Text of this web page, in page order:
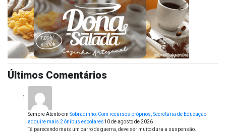
Últimos Comentários
Sempre Atentoem Sobradinho: Com recursos próprios, Secretaria de Educação
adquire mais 2 ônibus escolares10 de agosto de 2026
Tá parecendo mais um carro de guerra, deve ser muito dura a suspensão.